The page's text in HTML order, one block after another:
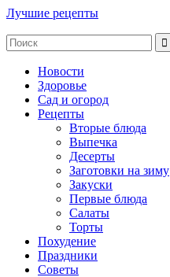
Лучшие рецепты
Новости
Здоровье
Сад и огород
Рецепты
Вторые блюда
Выпечка
Десерты
Заготовки на зиму
Закуски
Первые блюда
Салаты
Торты
Похудение
Праздники
Советы